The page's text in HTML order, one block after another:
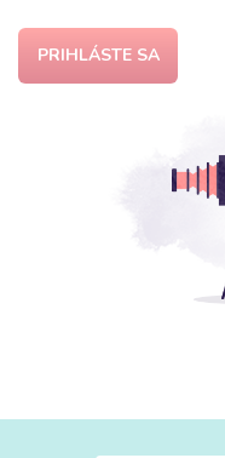
PRIHLÁSTE SA